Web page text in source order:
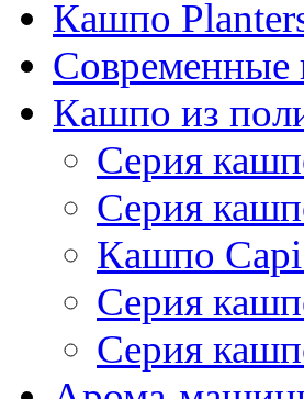
Кашпо
Современные
Кашпо из
Серия
Серия
Кашпо Capi
Серия
Серия